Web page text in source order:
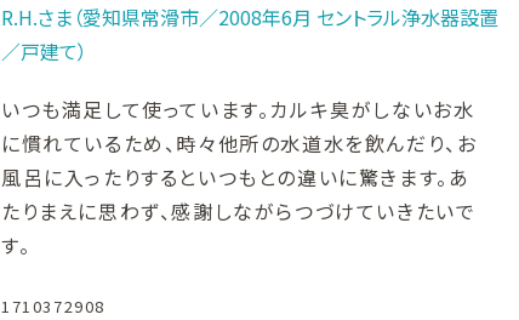
R.H.さま（愛知県常滑市／2008年6月 セントラル浄水器設置
／戸建て）
いつも満足して使っています。カルキ臭がしないお水
に慣れているため、時々他所の水道水を飲んだり、お
風呂に入ったりするといつもとの違いに驚きます。あ
たりまえに思わず、感謝しながらつづけていきたいで
す。
1710372908